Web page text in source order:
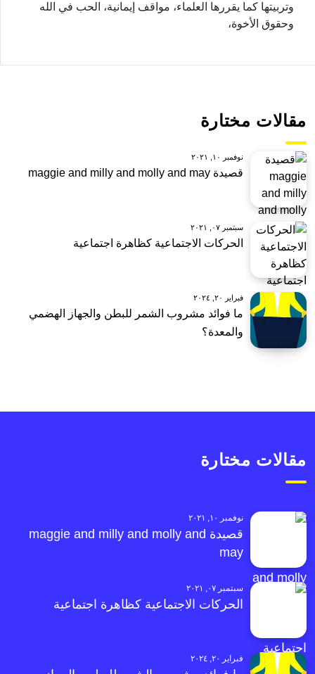
وتربيتها كما يقررها العلماء، مواقف إيمانية، الحب في الله
وحقوق الأخوة،
مقالات مختارة
نوفمبر ١٠, ٢٠٢١
قصيدة maggie and milly and molly and may
سبتمبر ٠٧, ٢٠٢١
الحركات الاجتماعية كظاهرة اجتماعية
فبراير ٢٠, ٢٠٢٤
ما فوائد مشروب الشمر للبطن والجهاز الهضمي
والمعدة؟
مقالات مختارة
نوفمبر ١٠, ٢٠٢١
قصيدة maggie and milly and molly and
may
سبتمبر ٠٧, ٢٠٢١
الحركات الاجتماعية كظاهرة اجتماعية
فبراير ٢٠, ٢٠٢٤